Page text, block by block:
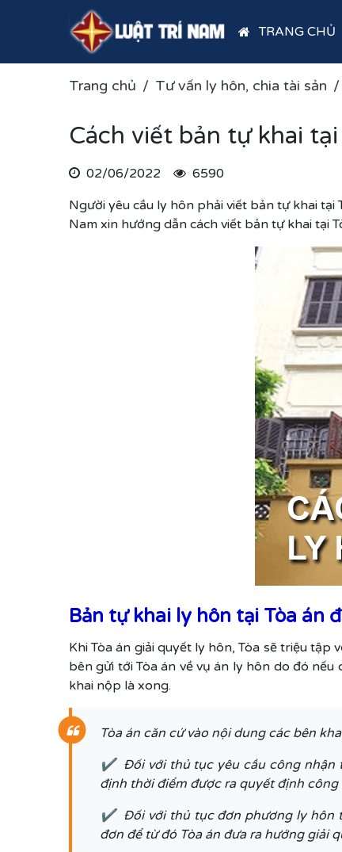
TRANG CHỦ
Trang chủ Tư vấn ly hôn, chia tài sản
Cách viết bản tự khai
02/06/2022
6590
Người yêu cầu ly hôn phải viết bản tự khai tại
Nam xin hướng dẫn cách viết bản tự khai tại
Bản tự khai ly hôn tại Tòa án
Khi Tòa án giải quyết ly hôn, Tòa sẽ triệu tập
bên gửi tới Tòa án về vụ án ly hôn do đó
khai nộp là xong.
Tòa án căn cứ vào nội dung các bên
✔ Đối với thủ tục yêu cầu công nhận
định thời điểm được ra quyết định
✔ Đối với thủ tục đơn phương ly hôn
đơn để từ đó Tòa án đưa ra hướng giải